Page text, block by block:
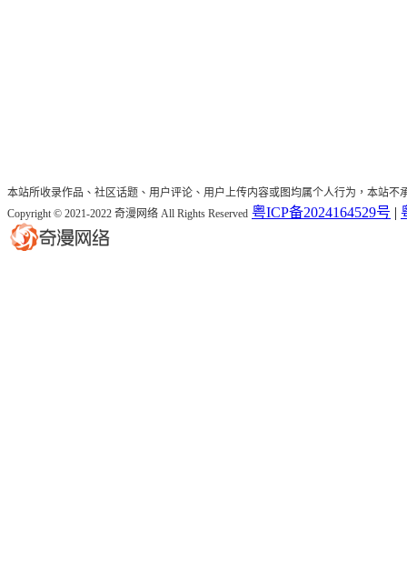
本站所收录作品、社区话题、用户评论、用户上传内容或图均属个人行为，本站不
Copyright © 2021-2022 奇漫网络 All Rights Reserved 粤ICP备2024164529号 |